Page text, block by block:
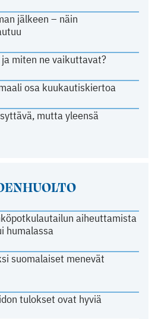
jälkeen – näin
miten ne vaikuttavat?
osa kuukautiskiertoa
mutta yleensä
aiheuttamista
humalassa
suomalaiset menevät
tulokset ovat hyviä